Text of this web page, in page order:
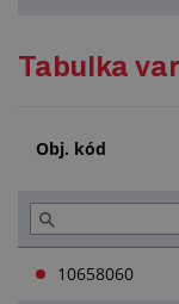
odolnost proti
Přečtěte si (1)
Tabulka
Obj. kód
10658060